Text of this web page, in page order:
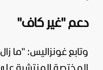
دعم "غير كاف"
وتابع غونزاليس: "ما